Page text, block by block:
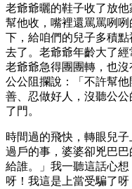
老爺爺曬的鞋子收了放
幫他收，嘴裡還罵罵咧
下，給咱們的兒子多積
去了。老爺爺年齡大了
老爺爺急得團團轉，也沒
公公阻攔說：「不許幫他
善、忍做好人，沒聽公
了門。
時間過的飛快，轉眼兒
過戶的事，婆婆卻兇巴
給誰。」我一聽這話心
呀！我這是上當受騙了